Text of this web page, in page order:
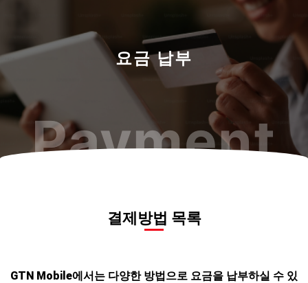
요금 납부
Payment
결제방법 목록
GTN Mobile에서는 다양한 방법으로 요금을 납부하실 수 있